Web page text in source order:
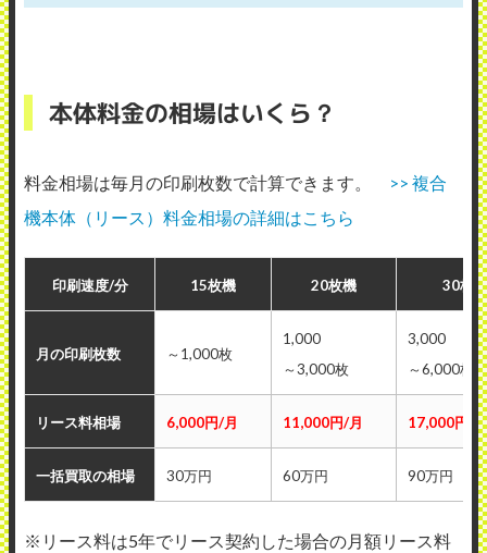
本体料金の相場はいくら？
料金相場は毎月の印刷枚数で計算できます。
>> 複合
機本体（リース）料金相場の詳細はこちら
印刷速度/分 15枚機 20枚機 30枚機
月の印刷枚数 ～1,000枚
1,000
～3,000枚
3,000
～6,000枚
リース料相場 6,000円/月 11,000円/月 17,000円/月
一括買取の相場 30万円 60万円 90万円
※リース料は5年でリース契約した場合の月額リース料